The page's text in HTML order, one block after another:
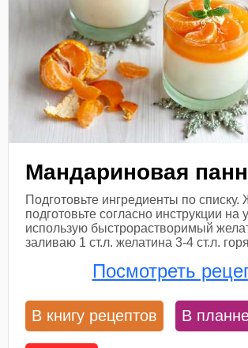
Мандариновая
Подготовьте ингредиенты по списку.
подготовьте согласно инструкции на
использую быстрорастворимый
заливаю 1 ст.л. желатина 3-4 ст.л.
Посмотреть
В книгу рецептов В